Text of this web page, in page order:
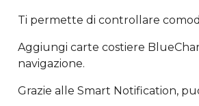
Ti permette di controllare
Aggiungi carte costiere
navigazione.
Grazie alle Smart Notification,